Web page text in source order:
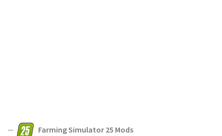
Farming Simulator 25 Mods